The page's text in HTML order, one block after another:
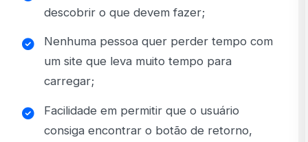
descobrir o que devem fazer;
Nenhuma pessoa quer perder tempo com
um site que leva muito tempo para
carregar;
Facilidade em permitir que o usuário
consiga encontrar o botão de retorno,